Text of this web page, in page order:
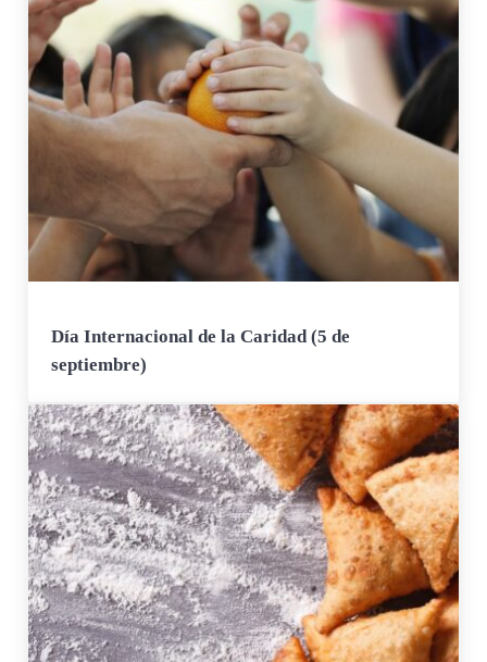
Día Internacional de la Caridad (5 de
septiembre)